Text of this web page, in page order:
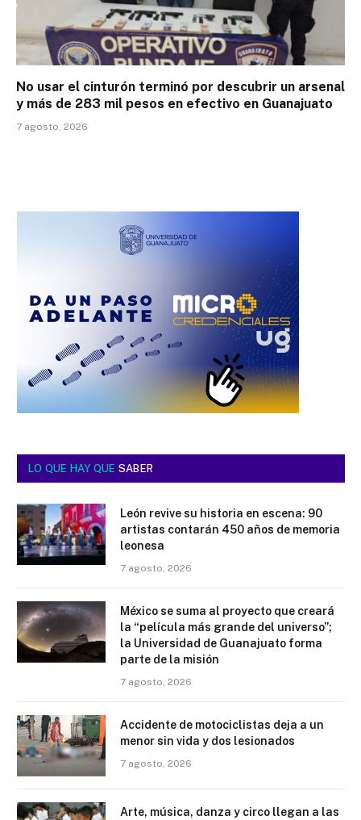
No usar el cinturón terminó por descubrir un arsenal
y más de 283 mil pesos en efectivo en Guanajuato
7 agosto, 2026
LO QUE HAY QUE SABER
León revive su historia en escena: 90
artistas contarán 450 años de memoria
leonesa
7 agosto, 2026
México se suma al proyecto que creará
la “película más grande del universo”;
la Universidad de Guanajuato forma
parte de la misión
7 agosto, 2026
Accidente de motociclistas deja a un
menor sin vida y dos lesionados
7 agosto, 2026
Arte, música, danza y circo llegan a las